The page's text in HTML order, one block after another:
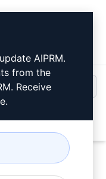
AIPRM.
from the
Receive